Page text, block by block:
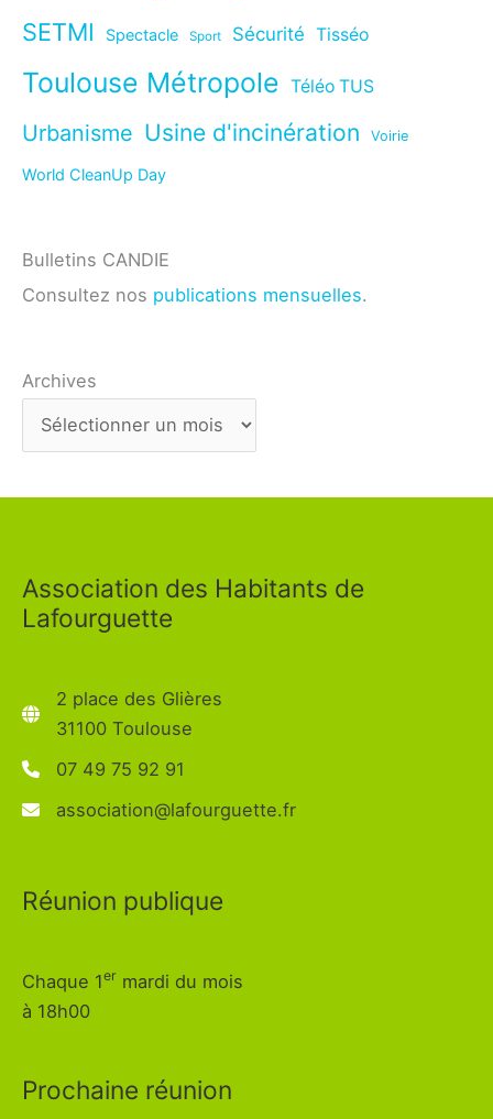
SETMI Spectacle Sport Sécurité Tisséo
Toulouse Métropole Téléo TUS
Urbanisme Usine d'incinération Voirie
World CleanUp Day
Bulletins CANDIE
Consultez nos publications mensuelles.
Archives
Association des Habitants de
Lafourguette
2 place des Glières
31100 Toulouse
07 49 75 92 91
association@lafourguette.fr
Réunion publique
Chaque 1er mardi du mois
à 18h00
Prochaine réunion